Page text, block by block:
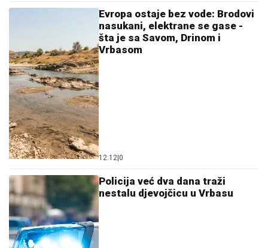
Evropa ostaje bez vode: Brodovi
nasukani, elektrane se gase -
šta je sa Savom, Drinom i
Vrbasom
12:12|0
Policija već dva dana traži
nestalu djevojčicu u Vrbasu